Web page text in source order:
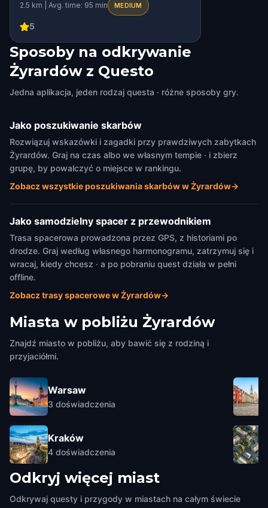
SQUAD CHALLENGE
2.5 km | Avg. time: 95 min MEDIUM
5
Sposoby na odkrywanie
Żyrardów z Questo
Jedna aplikacja, jeden rodzaj questa · różne sposoby gry.
Jako poszukiwanie skarbów
Rozwiązuj wskazówki i zagadki przy prawdziwych zabytkach
Żyrardów. Graj na czas albo we własnym tempie · i zbierz
grupę, by powalczyć o miejsce w rankingu.
Zobacz wszystkie poszukiwania skarbów w Żyrardów→
Jako samodzielny spacer z przewodnikiem
Trasa spacerowa prowadzona przez GPS, z historiami po
drodze. Graj według własnego harmonogramu, zatrzymuj się i
wracaj, kiedy chcesz · a po pobraniu quest działa w pełni
offline.
Zobacz trasy spacerowe w Żyrardów→
Miasta w pobliżu Żyrardów
Znajdź miasto w pobliżu, aby bawić się z rodziną i
przyjaciółmi.
Warsaw
3 doświadczenia
Kraków
4 doświadczenia
Odkryj więcej miast
Odkrywaj questy i przygody w miastach na całym świecie